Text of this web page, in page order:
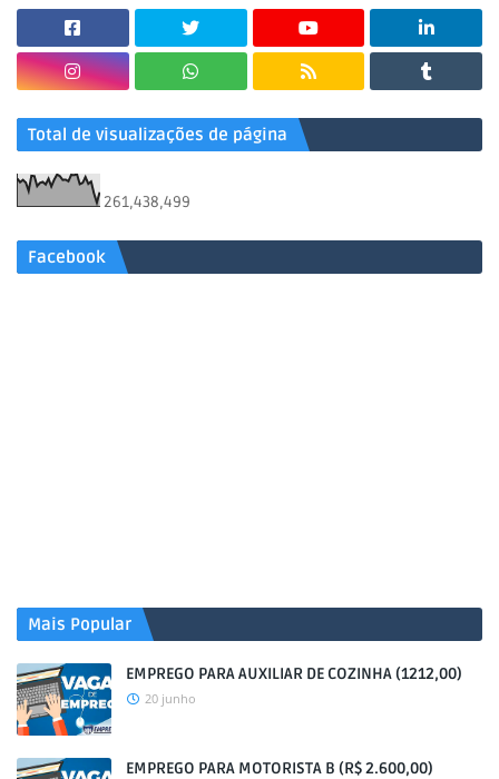
Total de visualizações de página
261,438,499
Facebook
Mais Popular
EMPREGO PARA AUXILIAR DE COZINHA (1212,00)
20 junho
EMPREGO PARA MOTORISTA B (R$ 2.600,00)